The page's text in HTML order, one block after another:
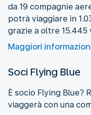
da 19 compagnie
potrà viaggiare in
grazie a oltre 15.445
Maggiori
Soci Flying Blue
È socio Flying Blue?
viaggerà con una